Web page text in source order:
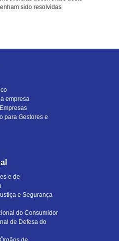
sido resolvidas
empresa
para Gestores e
e de
e Segurança
do Consumidor
de Defesa do